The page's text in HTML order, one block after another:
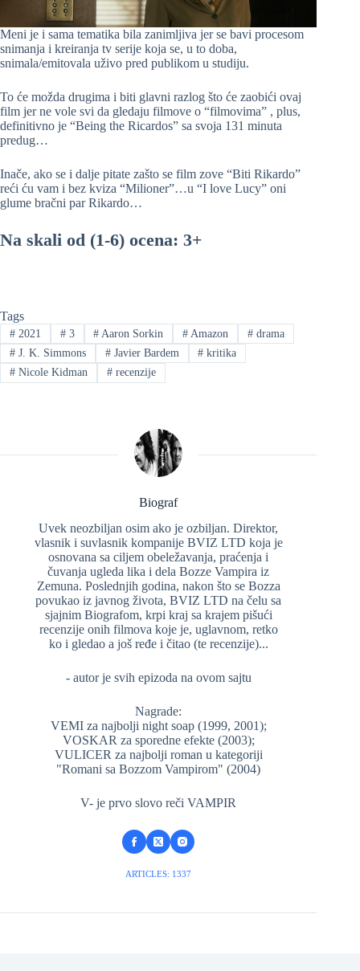
Meni je i sama tematika bila zanimljiva jer se bavi procesom
snimanja i kreiranja tv serije koja se, u to doba,
snimala/emitovala uživo pred publikom u studiju.
To će možda drugima i biti glavni razlog što će zaobići ovaj
film jer ne vole svi da gledaju filmove o “filmovima” , plus,
definitivno je “Being the Ricardos” sa svoja 131 minuta
predug…
Inače, ako se i dalje pitate zašto se film zove “Biti Rikardo”
reći ću vam i bez kviza “Milioner”…u “I love Lucy” oni
glume bračni par Rikardo…
Na skali od (1-6) ocena: 3+
Tags
#2021 #3 # Aaron Sorkin # Amazon # drama
#J. K. Simmons #Javier Bardem # kritika
#Nicole Kidman #recenzije
Biograf
Uvek neozbiljan osim ako je ozbiljan. Direktor,
vlasnik i suvlasnik kompanije BVIZ LTD koja je
osnovana sa ciljem obeležavanja, praćenja i
čuvanja ugleda lika i dela Bozze Vampira iz
Zemuna. Poslednjih godina, nakon što se Bozza
povukao iz javnog života, BVIZ LTD na čelu sa
sjajnim Biografom, krpi kraj sa krajem pišući
recenzije onih filmova koje je, uglavnom, retko
ko i gledao a još ređe i čitao (te recenzije)...
- autor je svih epizoda na ovom sajtu
Nagrade:
VEMI za najbolji night soap (1999, 2001);
VOSKAR za sporedne efekte (2003);
VULICER za najbolji roman u kategoriji
"Romani sa Bozzom Vampirom" (2004)
V- je prvo slovo reči VAMPIR
ARTICLES: 1337